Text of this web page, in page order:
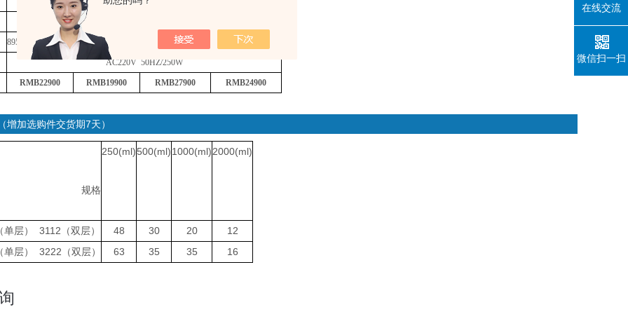
895×740×900(mm)895×740×460(mm) 1115×835×900(mm) 1115×835×460(mm)
AC220V 50HZ/250W
RMB22900 RMB19900 RMB27900 RMB24900
增加选购件交货期7天）
规格
250(ml)500(ml)1000(ml)2000(ml)
单层） 3112 （双层） 48 30 20 12
单层） 3222 （双层） 63 35 35 16
在线交流
微信扫一扫